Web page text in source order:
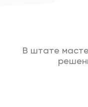
В штате